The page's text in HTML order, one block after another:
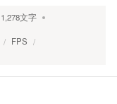
1,278文字
FPS